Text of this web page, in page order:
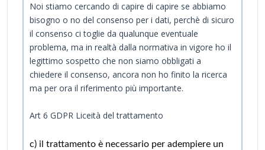
Noi stiamo cercando di capire di capire se abbiamo
bisogno o no del consenso per i dati, perchè di sicuro
il consenso ci toglie da qualunque eventuale
problema, ma in realtà dalla normativa in vigore ho il
legittimo sospetto che non siamo obbligati a
chiedere il consenso, ancora non ho finito la ricerca
ma per ora il riferimento più importante.
Art 6 GDPR Liceità del trattamento
c) il trattamento è necessario per adempiere un